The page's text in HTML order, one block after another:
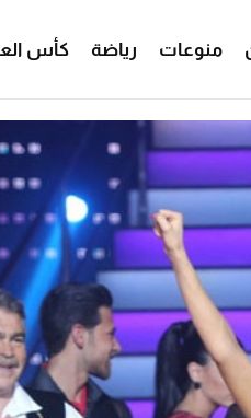
منوعات رياضة كأس